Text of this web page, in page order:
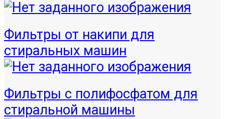
Фильтры от накипи для
стиральных машин
Фильтры с полифосфатом для
стиральной машины